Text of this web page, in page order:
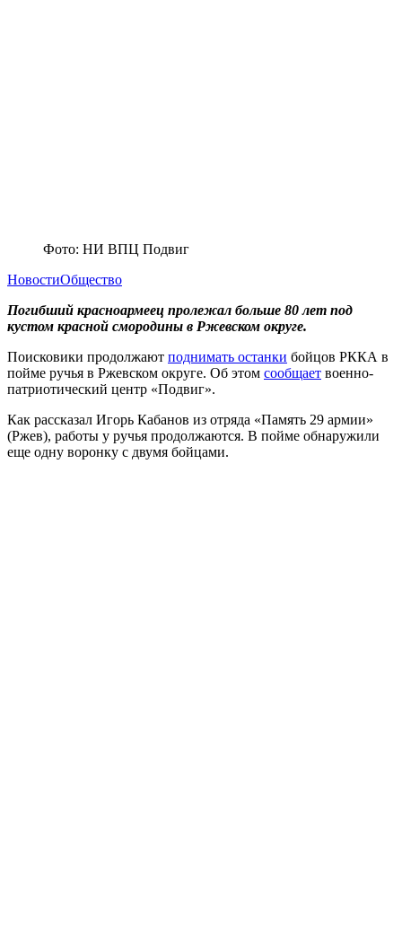
Фото: НИ ВПЦ Подвиг
НовостиОбщество
Погибший красноармеец пролежал больше 80 лет под
кустом красной смородины в Ржевском округе.
Поисковики продолжают поднимать останки бойцов РККА в
пойме ручья в Ржевском округе. Об этом сообщает военно-
патриотический центр «Подвиг».
Как рассказал Игорь Кабанов из отряда «Память 29 армии»
(Ржев), работы у ручья продолжаются. В пойме обнаружили
еще одну воронку с двумя бойцами.